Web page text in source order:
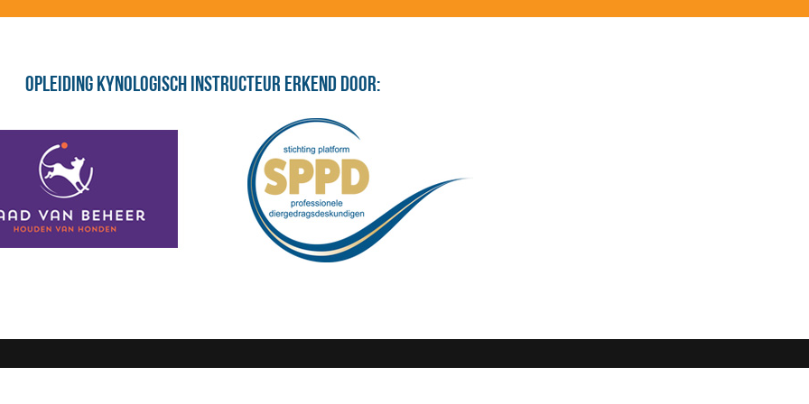
Opleiding Kynologisch Instructeur erkend door: